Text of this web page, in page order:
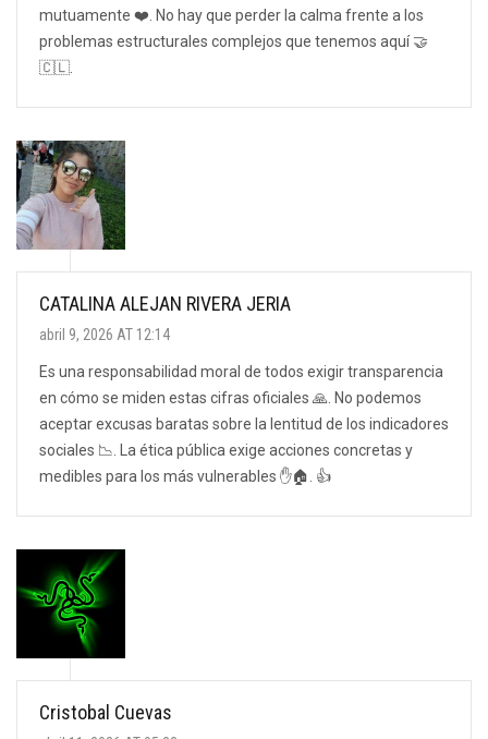
mutuamente ❤️. No hay que perder la calma frente a los
problemas estructurales complejos que tenemos aquí 🤝
🇨🇱.
CATALINA ALEJAN RIVERA JERIA
abril 9, 2026 AT 12:14
Es una responsabilidad moral de todos exigir transparencia
en cómo se miden estas cifras oficiales 🙏. No podemos
aceptar excusas baratas sobre la lentitud de los indicadores
sociales 📉. La ética pública exige acciones concretas y
medibles para los más vulnerables ✋🏠. 👍
Cristobal Cuevas